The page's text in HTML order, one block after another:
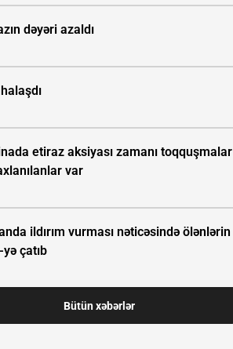
dəyəri azaldı
etiraz aksiyası zamanı toqquşmalar
var
ildırım vurması nəticəsində ölənlərin
yə çatıb
Bütün xəbərlər